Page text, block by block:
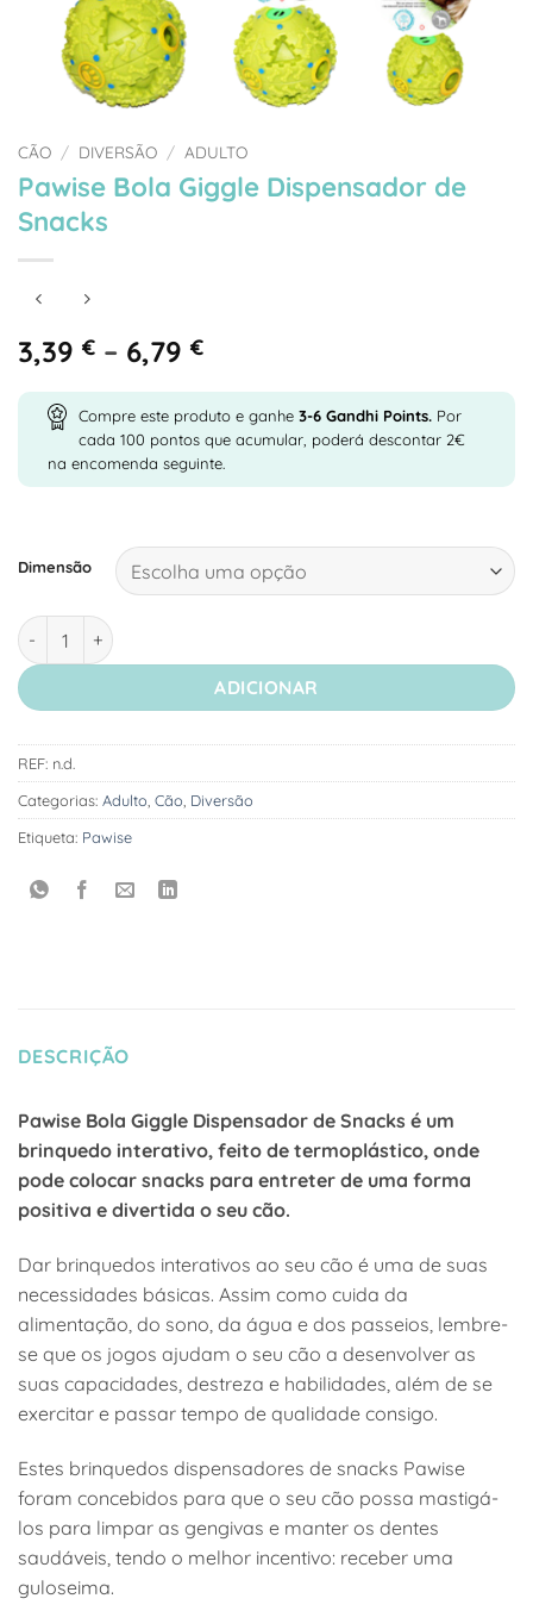
CÃO / DIVERSÃO / ADULTO
Pawise Bola Giggle Dispensador de
Snacks
3,39 € – 6,79 €Price
3,39 €
through
6,79 €
Compre este produto e ganhe 3-6 Gandhi Points. Por
cada 100 pontos que acumular, poderá descontar 2€
na encomenda seguinte.
Dimensão
Quantidade de Pawise Bola Giggle Dispensador de Snacks
ADICIONAR
REF: n.d.
Categorias: Adulto, Cão, Diversão
Etiqueta: Pawise
DESCRIÇÃO
Pawise Bola Giggle Dispensador de Snacks é um
brinquedo interativo, feito de termoplástico, onde
pode colocar snacks para entreter de uma forma
positiva e divertida o seu cão.
Dar brinquedos interativos ao seu cão é uma de suas
necessidades básicas. Assim como cuida da
alimentação, do sono, da água e dos passeios, lembre-
se que os jogos ajudam o seu cão a desenvolver as
suas capacidades, destreza e habilidades, além de se
exercitar e passar tempo de qualidade consigo.
Estes brinquedos dispensadores de snacks Pawise
foram concebidos para que o seu cão possa mastigá-
los para limpar as gengivas e manter os dentes
saudáveis, tendo o melhor incentivo: receber uma
guloseima.